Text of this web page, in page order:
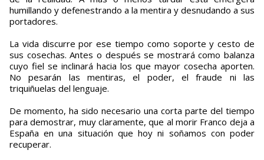
humillando y defenestrando a la mentira y desnudando a sus
portadores.
La vida discurre por ese tiempo como soporte y cesto de
sus cosechas. Antes o después se mostrará como balanza
cuyo fiel se inclinará hacia los que mayor cosecha aporten.
No pesarán las mentiras, el poder, el fraude ni las
triquiñuelas del lenguaje.
De momento, ha sido necesario una corta parte del tiempo
para demostrar, muy claramente, que al morir Franco deja a
España en una situación que hoy ni soñamos con poder
recuperar.